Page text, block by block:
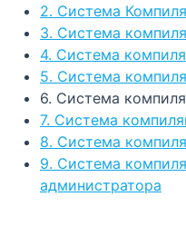
2. Система
3. Система
4. Система
5. Система
6. Система
7. Система
8. Система
9. Система
администратора